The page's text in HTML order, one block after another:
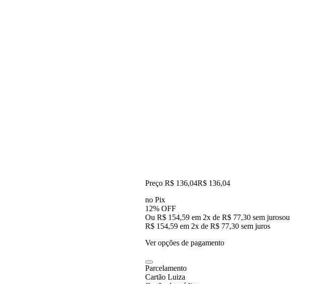
Preço R$ 136,04R$ 136,04
no Pix
12% OFF
Ou R$ 154,59 em 2x de R$ 77,30 sem jurosou
R$ 154,59 em 2x de R$ 77,30 sem juros
Ver opções de pagamento
Parcelamento
Cartão Luiza